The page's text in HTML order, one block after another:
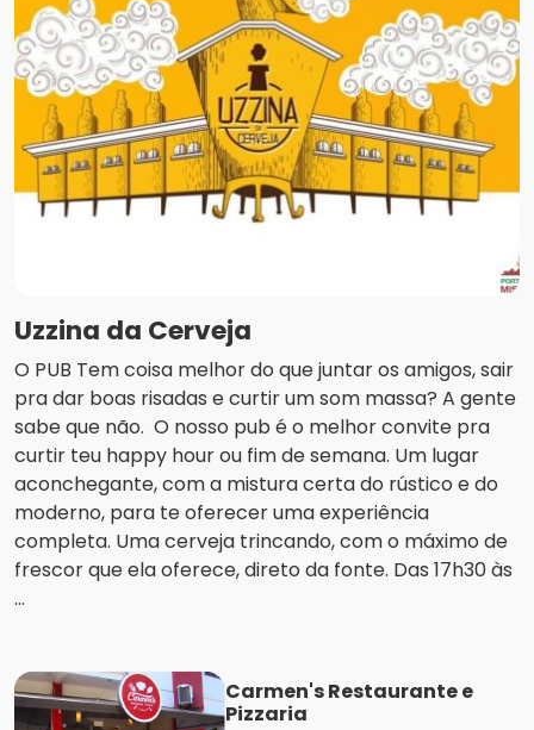
Uzzina da Cerveja
O PUB Tem coisa melhor do que juntar os amigos, sair
pra dar boas risadas e curtir um som massa? A gente
sabe que não. O nosso pub é o melhor convite pra
curtir teu happy hour ou fim de semana. Um lugar
aconchegante, com a mistura certa do rústico e do
moderno, para te oferecer uma experiência
completa. Uma cerveja trincando, com o máximo de
frescor que ela oferece, direto da fonte. Das 17h30 às
...
Carmen's Restaurante e
Pizzaria